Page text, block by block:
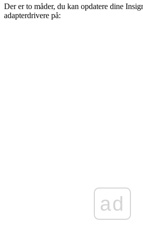
Der er to måder, du kan opdatere dine
adapterdrivere på:
ad